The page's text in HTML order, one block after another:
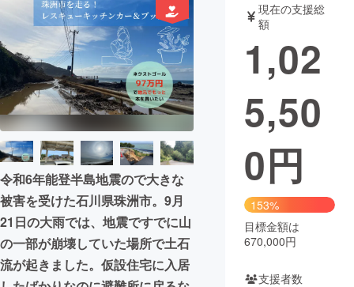
テクノロジー・ガジェット
映像・映画 書籍・雑誌
ビジネス・起業 チャレンジ
まちづくり・地域活性化
CAMPFIRE for Social Good
CAMPFIRE Creation
CAMPFIREふるさと納税machi-ya コミュニティ
令和6年能登半島地震ので大きな
被害を受けた石川県珠洲市。9月
21日の大雨では、地震ですでに山
の一部が崩壊していた場所で土石
流が起きました。仮設住宅に入居
現在の支援総
額
1,02
5,50
0円
153%
目標金額は
670,000円
支援者数